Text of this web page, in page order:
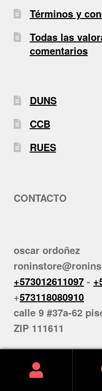
Términos y
Todas las
comentarios
DUNS
CCB
RUES
CONTACTO
oscar ordoñez
+573012611097 -
+573118080910
calle 9 #37a-62
ZIP 111611
Facebook
Google
YouTube